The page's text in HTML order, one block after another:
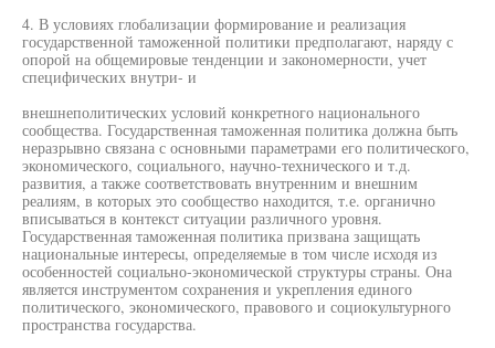
4. В условиях глобализации формирование и реализация
государственной таможенной политики предполагают, наряду с
опорой на общемировые тенденции и закономерности, учет
специфических внутри- и
внешнеполитических условий конкретного национального
сообщества. Государственная таможенная политика должна быть
неразрывно связана с основными параметрами его политического,
экономического, социального, научно-технического и т.д.
развития, а также соответствовать внутренним и внешним
реалиям, в которых это сообщество находится, т.е. органично
вписываться в контекст ситуации различного уровня.
Государственная таможенная политика призвана защищать
национальные интересы, определяемые в том числе исходя из
особенностей социально-экономической структуры страны. Она
является инструментом сохранения и укрепления единого
политического, экономического, правового и социокультурного
пространства государства.